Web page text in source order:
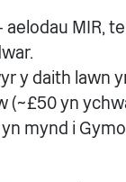
aelodau MIR,
y daith lawn
(~£50 yn
mynd i